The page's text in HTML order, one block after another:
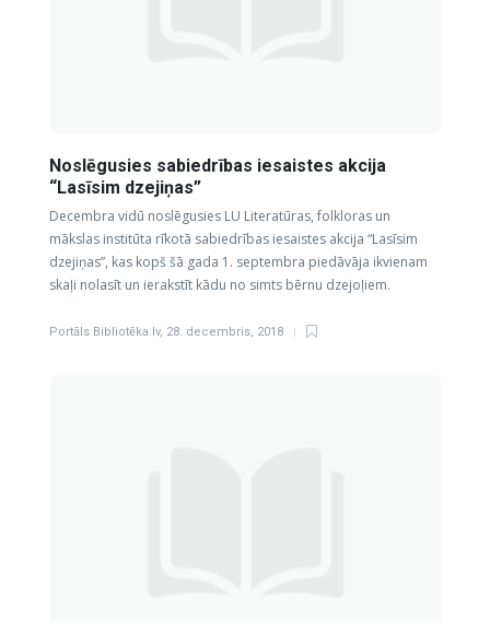
Noslēgusies sabiedrības iesaistes akcija
“Lasīsim dzejiņas”
Decembra vidū noslēgusies LU Literatūras, folkloras un
mākslas institūta rīkotā sabiedrības iesaistes akcija “Lasīsim
dzejiņas”, kas kopš šā gada 1. septembra piedāvāja ikvienam
skaļi nolasīt un ierakstīt kādu no simts bērnu dzejoļiem.
Portāls Bibliotēka.lv, 28. decembris, 2018